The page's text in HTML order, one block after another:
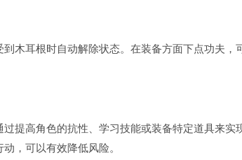
木耳根时自动解除状态。在装备方面下点功夫，
提高角色的抗性、学习技能或装备特定道具来实
，可以有效降低风险。